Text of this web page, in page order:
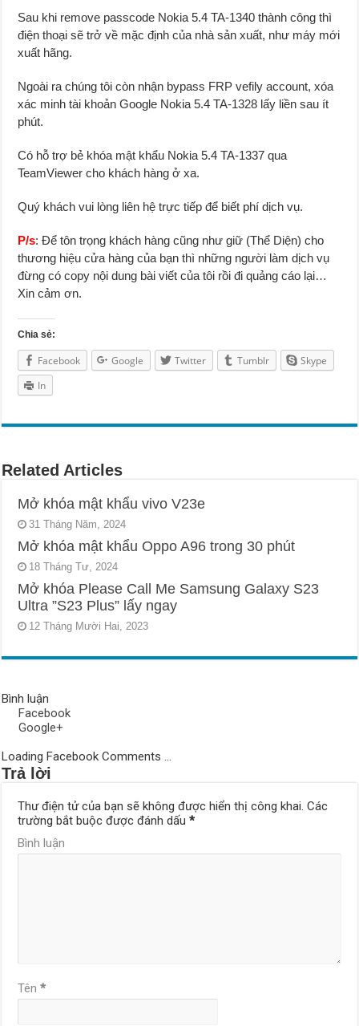
Sau khi remove passcode Nokia 5.4 TA-1340 thành công thì
điện thoại sẽ trở về mặc định của nhà sản xuất, như máy mới
xuất hãng.
Ngoài ra chúng tôi còn nhận bypass FRP vefily account, xóa
xác minh tài khoản Google Nokia 5.4 TA-1328 lấy liền sau ít
phút.
Có hỗ trợ bẻ khóa mật khẩu Nokia 5.4 TA-1337 qua
TeamViewer cho khách hàng ở xa.
Quý khách vui lòng liên hệ trực tiếp để biết phí dịch vụ.
P/s: Để tôn trọng khách hàng cũng như giữ (Thể Diện) cho
thương hiệu cửa hàng của bạn thì những người làm dịch vụ
đừng có copy nội dung bài viết của tôi rồi đi quảng cáo lại…
Xin cảm ơn.
Chia sẻ:
Facebook Google Twitter Tumblr
Skype
In
Related Articles
Mở khóa mật khẩu vivo V23e
31 Tháng Năm, 2024
Mở khóa mật khẩu Oppo A96 trong 30 phút
18 Tháng Tư, 2024
Mở khóa Please Call Me Samsung Galaxy S23
Ultra ”S23 Plus” lấy ngay
12 Tháng Mười Hai, 2023
Bình luận
Facebook
Google+
Loading Facebook Comments ...
Trả lời
Thư điện tử của bạn sẽ không được hiển thị công khai. Các
trường bắt buộc được đánh dấu*
Bình luận
Tên*